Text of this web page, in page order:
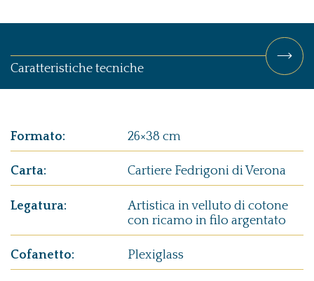
Caratteristiche tecniche
Formato: 26×38 cm
Carta: Cartiere Fedrigoni di Verona
Legatura:
Artistica in velluto di cotone
con ricamo in filo argentato
Cofanetto: Plexiglass